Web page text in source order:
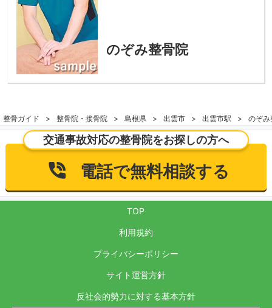
のぞみ整骨院
整骨ガイド 整骨院・接骨院 島根県 出雲市 出雲市駅 のぞみ
交通事故対応の整骨院をお探しの方へ
電話で無料相談する
TOP
利用規約
プライバシーポリシー
サイト運営方針
反社会的勢力に対する基本方針